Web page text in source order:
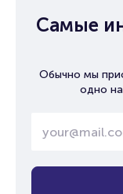
Самые
Обычно мы
одно